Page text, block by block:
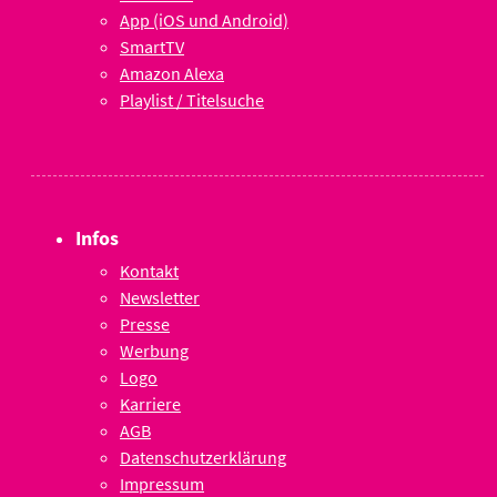
App (iOS und Android)
SmartTV
Amazon Alexa
Playlist / Titelsuche
Infos
Kontakt
Newsletter
Presse
Werbung
Logo
Karriere
AGB
Datenschutzerklärung
Impressum